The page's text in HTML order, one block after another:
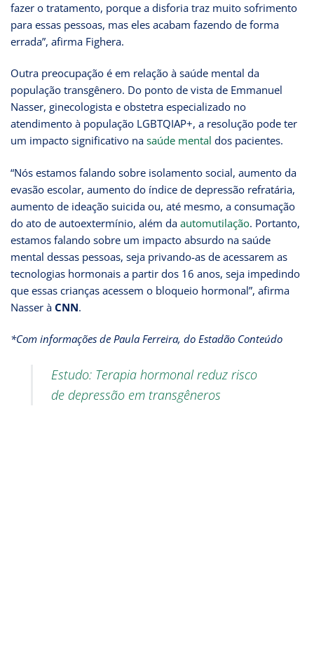
fazer o tratamento, porque a disforia traz muito sofrimento
para essas pessoas, mas eles acabam fazendo de forma
errada”, afirma Fighera.
Outra preocupação é em relação à saúde mental da
população transgênero. Do ponto de vista de Emmanuel
Nasser, ginecologista e obstetra especializado no
atendimento à população LGBTQIAP+, a resolução pode ter
um impacto significativo na saúde mental dos pacientes.
“Nós estamos falando sobre isolamento social, aumento da
evasão escolar, aumento do índice de depressão refratária,
aumento de ideação suicida ou, até mesmo, a consumação
do ato de autoextermínio, além da automutilação. Portanto,
estamos falando sobre um impacto absurdo na saúde
mental dessas pessoas, seja privando-as de acessarem as
tecnologias hormonais a partir dos 16 anos, seja impedindo
que essas crianças acessem o bloqueio hormonal”, afirma
Nasser à CNN.
*Com informações de Paula Ferreira, do Estadão Conteúdo
Estudo: Terapia hormonal reduz risco
de depressão em transgêneros